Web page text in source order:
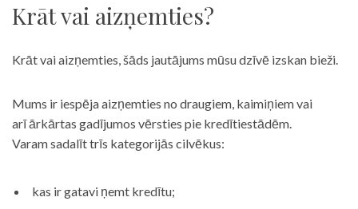
Krāt vai aizņemties?
Krāt vai aizņemties, šāds jautājums mūsu dzīvē izskan bieži.
Mums ir iespēja aizņemties no draugiem, kaimiņiem vai
arī ārkārtas gadījumos vērsties pie kredītiestādēm.
Varam sadalīt trīs kategorijās cilvēkus:
kas ir gatavi ņemt kredītu;